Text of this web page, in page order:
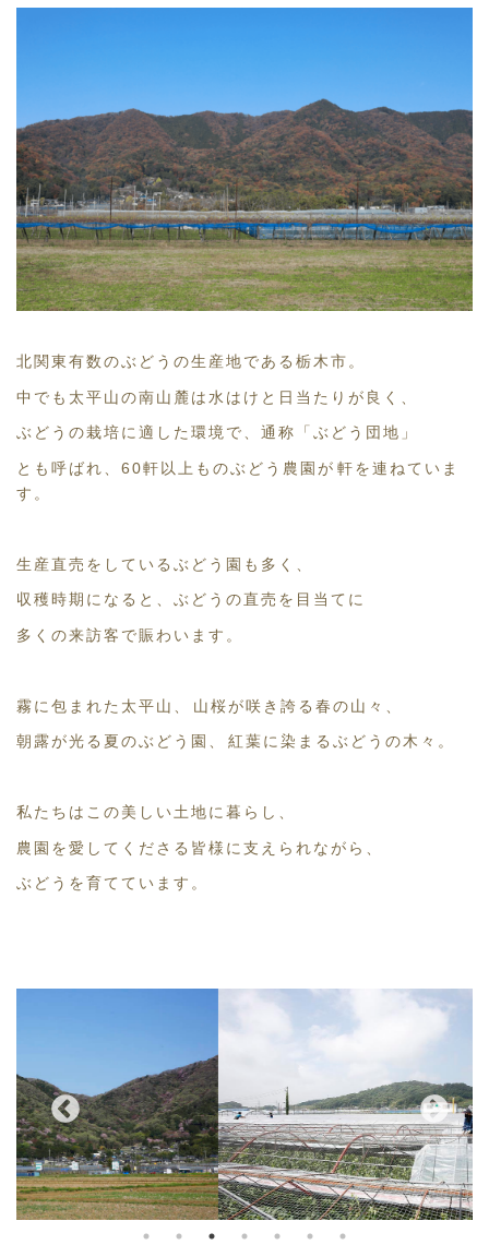
北関東有数のぶどうの生産地である栃木市。
中でも太平山の南山麓は水はけと日当たりが良く、
ぶどうの栽培に適した環境で、通称「ぶどう団地」
とも呼ばれ、60軒以上ものぶどう農園が軒を連ねていま
す。
生産直売をしているぶどう園も多く、
収穫時期になると、ぶどうの直売を目当てに
多くの来訪客で賑わいます。
霧に包まれた太平山、山桜が咲き誇る春の山々、
朝露が光る夏のぶどう園、紅葉に染まるぶどうの木々。
私たちはこの美しい土地に暮らし、
農園を愛してくださる皆様に支えられながら、
ぶどうを育てています。